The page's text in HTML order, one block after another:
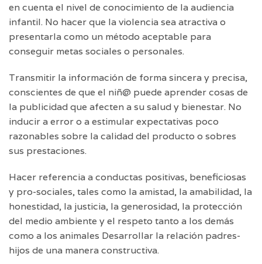
en cuenta el nivel de conocimiento de la audiencia
infantil. No hacer que la violencia sea atractiva o
presentarla como un método aceptable para
conseguir metas sociales o personales.
Transmitir la información de forma sincera y precisa,
conscientes de que el niñ@ puede aprender cosas de
la publicidad que afecten a su salud y bienestar. No
inducir a error o a estimular expectativas poco
razonables sobre la calidad del producto o sobres
sus prestaciones.
Hacer referencia a conductas positivas, beneficiosas
y pro-sociales, tales como la amistad, la amabilidad, la
honestidad, la justicia, la generosidad, la protección
del medio ambiente y el respeto tanto a los demás
como a los animales Desarrollar la relación padres-
hijos de una manera constructiva.